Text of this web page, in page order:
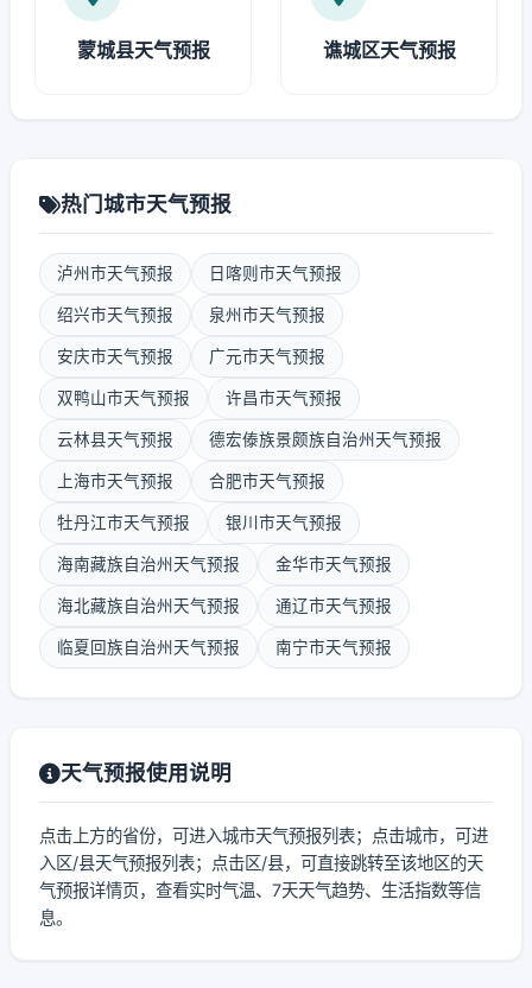
蒙城县天气预报 谯城区天气预报
热门城市天气预报
泸州市天气预报 日喀则市天气预报
绍兴市天气预报 泉州市天气预报
安庆市天气预报 广元市天气预报
双鸭山市天气预报 许昌市天气预报
云林县天气预报 德宏傣族景颇族自治州天气预报
上海市天气预报 合肥市天气预报
牡丹江市天气预报 银川市天气预报
海南藏族自治州天气预报 金华市天气预报
海北藏族自治州天气预报 通辽市天气预报
临夏回族自治州天气预报 南宁市天气预报
天气预报使用说明
点击上方的省份，可进入城市天气预报列表；点击城市，可进
入区/县天气预报列表；点击区/县，可直接跳转至该地区的天
气预报详情页，查看实时气温、7天天气趋势、生活指数等信
息。